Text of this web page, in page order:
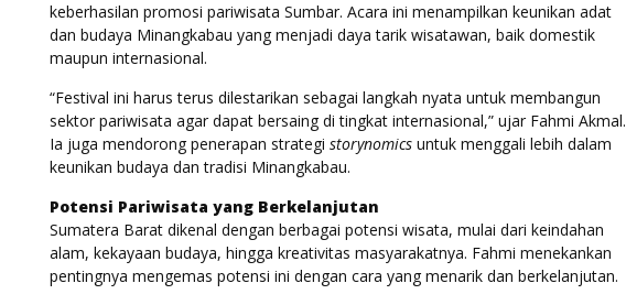
keberhasilan promosi pariwisata Sumbar. Acara ini menampilkan keunikan adat
dan budaya Minangkabau yang menjadi daya tarik wisatawan, baik domestik
maupun internasional.
“Festival ini harus terus dilestarikan sebagai langkah nyata untuk membangun
sektor pariwisata agar dapat bersaing di tingkat internasional,” ujar Fahmi Akmal.
Ia juga mendorong penerapan strategi storynomics untuk menggali lebih dalam
keunikan budaya dan tradisi Minangkabau.
Potensi Pariwisata yang Berkelanjutan
Sumatera Barat dikenal dengan berbagai potensi wisata, mulai dari keindahan
alam, kekayaan budaya, hingga kreativitas masyarakatnya. Fahmi menekankan
pentingnya mengemas potensi ini dengan cara yang menarik dan berkelanjutan.